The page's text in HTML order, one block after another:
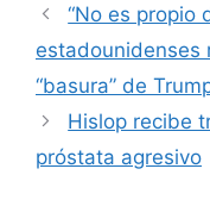
“No es propio
estadounidenses
“basura” de
Hislop recibe
próstata agresivo